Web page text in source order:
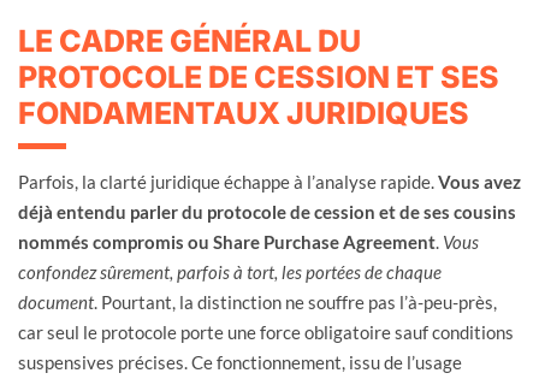
LE CADRE GÉNÉRAL DU
PROTOCOLE DE CESSION ET SES
FONDAMENTAUX JURIDIQUES
Parfois, la clarté juridique échappe à l’analyse rapide.Vous avez
déjà entendu parler du protocole de cession et de ses cousins
nommés compromis ou Share Purchase Agreement. Vous
confondez sûrement, parfois à tort, les portées de chaque
document. Pourtant, la distinction ne souffre pas l’à-peu-près,
car seul le protocole porte une force obligatoire sauf conditions
suspensives précises. Ce fonctionnement, issu de l’usage